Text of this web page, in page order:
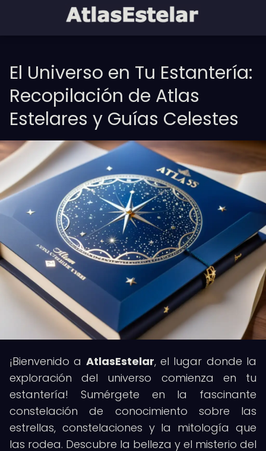
El Universo en Tu Estantería:
Recopilación de Atlas
Estelares y Guías Celestes
¡Bienvenido a AtlasEstelar, el lugar donde la
exploración del universo comienza en tu
estantería! Sumérgete en la fascinante
constelación de conocimiento sobre las
estrellas, constelaciones y la mitología que
las rodea. Descubre la belleza y el misterio del